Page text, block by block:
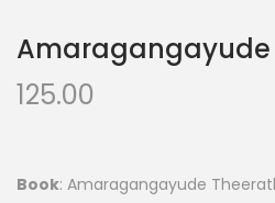
Amaragangayude
125.00
Book: Amaragangayude